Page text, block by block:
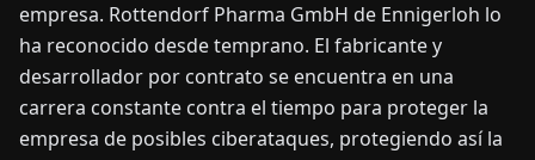
empresa. Rottendorf Pharma GmbH de Ennigerloh lo
ha reconocido desde temprano. El fabricante y
desarrollador por contrato se encuentra en una
carrera constante contra el tiempo para proteger la
empresa de posibles ciberataques, protegiendo así la